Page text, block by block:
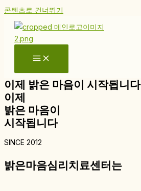
콘텐츠로 건너뛰기
이제 밝은 마음이 시작됩니다
이제
밝은 마음이
시작됩니다
SINCE 2012
밝은마음심리치료센터는